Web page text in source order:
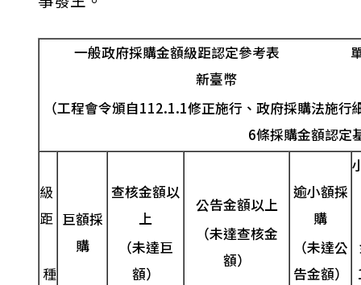
一般政府採購金額級距認定參考表
新臺幣
（工程會令頒自112.1.1修正施行、政府採購法施行
6條採購金額認定
級
距
種
巨額採
購
查核金額以
上
（未達巨
額）
公告金額以上
（未達查核金
額）
逾小額採
購
（未達公
告金額）